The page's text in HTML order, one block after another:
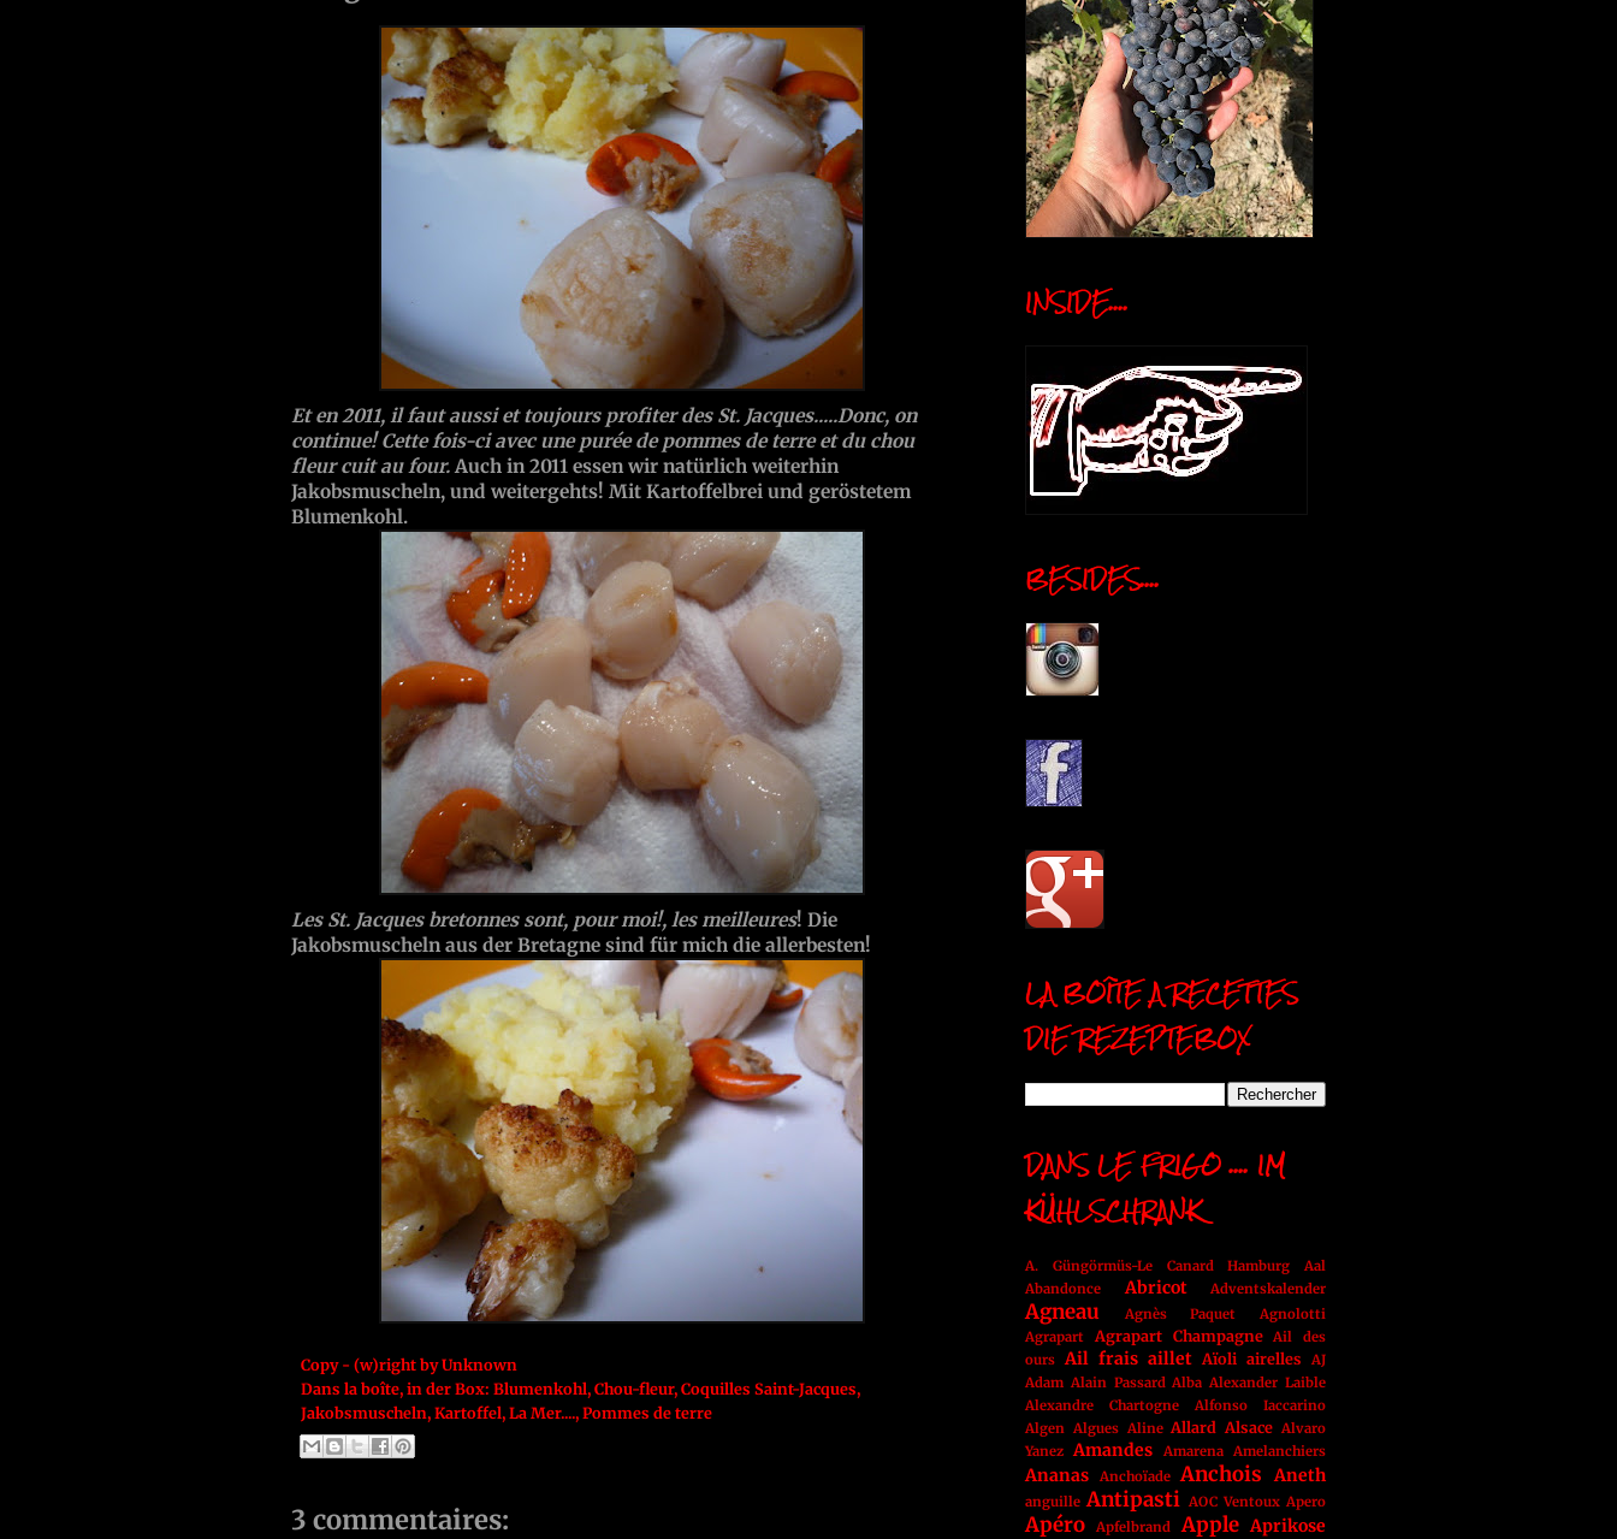
Et en 2011, il faut aussi et toujours profiter des St. Jacques.....Donc, on
continue! Cette fois-ci avec une purée de pommes de terre et du chou
fleur cuit au four.Auch in 2011 essen wir natürlich weiterhin
Jakobsmuscheln, und weitergehts! Mit Kartoffelbrei und geröstetem
Blumenkohl.
Les St. Jacques bretonnes sont, pour moi!, les meilleures! Die
Jakobsmuscheln aus der Bretagne sind für mich die allerbesten!
Copy - (w)right byUnknown
Dans la boîte, in der Box: Blumenkohl, Chou-fleur, Coquilles Saint-Jacques,
Jakobsmuscheln, Kartoffel, La Mer...., Pommes de terre
3 commentaires:
INSIDE....
BESIDES....
LA BOÎTE A RECETTES
DIE REZEPTEBOX
DANS LE FRIGO .... IM
KÜHLSCHRANK
A. Güngörmüs-Le Canard Hamburg
Aal
Abandonce
Abricot Adventskalender
Agneau Agnès Paquet
Agnolotti
Agrapart
Agrapart Champagne
Ail des
ours Ail frais aillet Aïoli airelles
AJ
Adam Alain Passard Alba Alexander Laible
Alexandre Chartogne
Alfonso Iaccarino
Algen Algues Aline Allard Alsace Alvaro
Yanez Amandes Amarena Amelanchiers
Ananas Anchoïade Anchois Aneth
anguille Antipasti AOC Ventoux Apero
Apéro Apfelbrand Apple Aprikose